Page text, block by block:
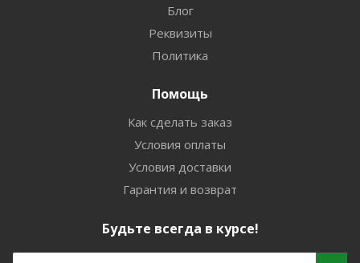
Блог
Реквизиты
Политика
Помощь
Как сделать заказ
Условия оплаты
Условия доставки
Гарантия и возврат
Будьте всегда в курсе!